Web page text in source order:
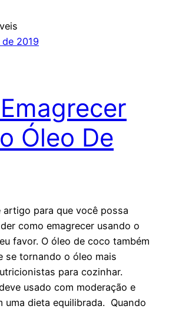
2019
Óleo De
artigo para que você possa
como emagrecer usando o
favor. O óleo de coco também
se tornando o óleo mais
para cozinhar.
usado com moderação e
uma dieta equilibrada. Quando